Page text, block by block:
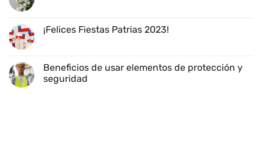
Ángeles
en
Feliz
Kuppel
¡Felices Fiestas Patrias 2023!
en
¡Felices
Fiestas
Patrias
Beneficios de usar elementos de protección y
seguridad